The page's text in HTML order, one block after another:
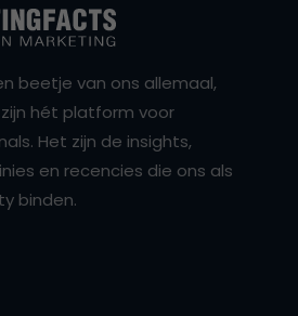
beetje van ons allemaal,
hét platform voor
Het zijn de insights,
en recencies die ons als
binden.